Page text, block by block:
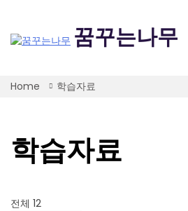
content
꿈꾸는나무
Home 학습자료
학습자료
전체 12